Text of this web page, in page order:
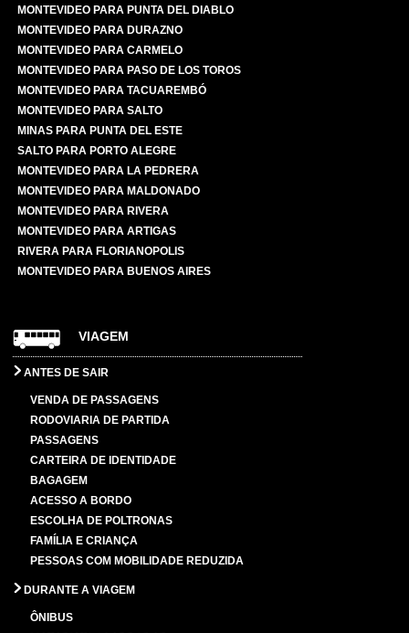
MONTEVIDEO PARA PUNTA DEL DIABLO
MONTEVIDEO PARA DURAZNO
MONTEVIDEO PARA CARMELO
MONTEVIDEO PARA PASO DE LOS TOROS
MONTEVIDEO PARA TACUAREMBÓ
MONTEVIDEO PARA SALTO
MINAS PARA PUNTA DEL ESTE
SALTO PARA PORTO ALEGRE
MONTEVIDEO PARA LA PEDRERA
MONTEVIDEO PARA MALDONADO
MONTEVIDEO PARA RIVERA
MONTEVIDEO PARA ARTIGAS
RIVERA PARA FLORIANOPOLIS
MONTEVIDEO PARA BUENOS AIRES
VIAGEM
ANTES DE SAIR
VENDA DE PASSAGENS
RODOVIARIA DE PARTIDA
PASSAGENS
CARTEIRA DE IDENTIDADE
BAGAGEM
ACESSO A BORDO
ESCOLHA DE POLTRONAS
FAMÍLIA E CRIANÇA
PESSOAS COM MOBILIDADE REDUZIDA
DURANTE A VIAGEM
ÔNIBUS